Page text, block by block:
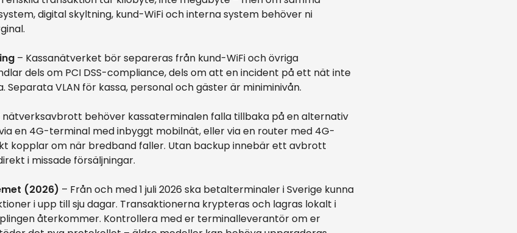
digital skyltning, kund-WiFi och interna system behöver ni
– Kassanätverket bör separeras från kund-WiFi och övriga
dels om PCI DSS-compliance, dels om att en incident på ett nät inte
Separata VLAN för kassa, personal och gäster är miniminivån.
nätverksavbrott behöver kassaterminalen falla tillbaka på en alternativ
en 4G-terminal med inbyggt mobilnät, eller via en router med 4G-
kopplar om när bredband faller. Utan backup innebär ett avbrott
i missade försäljningar.
(2026) – Från och med 1 juli 2026 ska betalterminaler i Sverige kunna
i upp till sju dagar. Transaktionerna krypteras och lagras lokalt i
återkommer. Kontrollera med er terminalleverantör om er